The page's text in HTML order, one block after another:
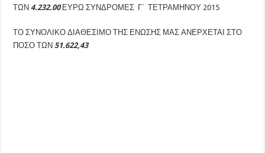
ΤΩΝ 4.232.00ΕΥΡΩ ΣΥΝΔΡΟΜΕΣ Γ΄ ΤΕΤΡΑΜΗΝΟΥ 2015
ΤΟ ΣΥΝΟΛΙΚΟ ΔΙΑΘΕΣΙΜΟ ΤΗΣ ΕΝΩΣΗΣ ΜΑΣ ΑΝΕΡΧΕΤΑΙ ΣΤΟ
ΠΟΣΟ ΤΩΝ 51.622,43